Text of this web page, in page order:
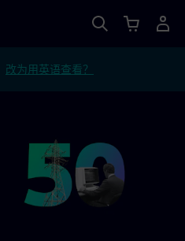
改为用英语查看？